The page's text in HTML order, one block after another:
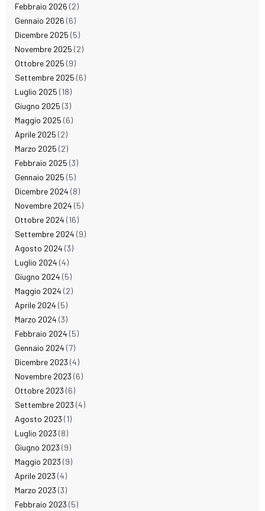
Febbraio 2026 (2)
Gennaio 2026 (6)
Dicembre 2025 (5)
Novembre 2025 (2)
Ottobre 2025 (9)
Settembre 2025 (6)
Luglio 2025 (18)
Giugno 2025 (3)
Maggio 2025 (6)
Aprile 2025 (2)
Marzo 2025 (2)
Febbraio 2025 (3)
Gennaio 2025 (5)
Dicembre 2024 (8)
Novembre 2024 (5)
Ottobre 2024 (16)
Settembre 2024 (9)
Agosto 2024 (3)
Luglio 2024 (4)
Giugno 2024 (5)
Maggio 2024 (2)
Aprile 2024 (5)
Marzo 2024 (3)
Febbraio 2024 (5)
Gennaio 2024 (7)
Dicembre 2023 (4)
Novembre 2023 (6)
Ottobre 2023 (6)
Settembre 2023 (4)
Agosto 2023 (1)
Luglio 2023 (8)
Giugno 2023 (9)
Maggio 2023 (9)
Aprile 2023 (4)
Marzo 2023 (3)
Febbraio 2023 (5)